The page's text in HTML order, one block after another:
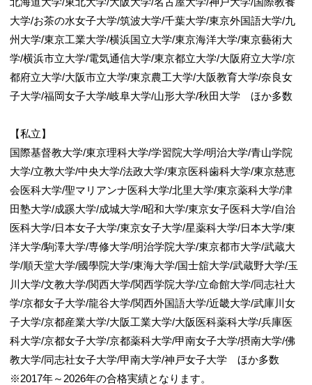
5/6
おります
6/6
オンライン授業への切替も可能です！
大学/お茶の水女子大学/筑波大学/千葉大学/東京外国語大学/九
州大学/東京工業大学/横浜国立大学/東京海洋大学/東京藝術大
学/横浜市立大学/電気通信大学/東京都立大学/大阪府立大学/京
都府立大学/大阪市立大学/東京農工大学/大阪教育大学/奈良女
子大学/福岡女子大学/岐阜大学/山形大学/秋田大学 ほか多数
【私立】
国際基督教大学/東京理科大学/学習院大学/明治大学/青山学院
大学/立教大学/中央大学/法政大学/東京医科歯科大学/東京慈恵
会医科大学/聖マリアンナ医科大学/北里大学/東京薬科大学/津
田塾大学/成蹊大学/成城大学/昭和大学/東京女子医科大学/自治
医科大学/日本女子大学/東京女子大学/星薬科大学/日本大学/東
洋大学/駒澤大学/専修大学/明治学院大学/東京都市大学/武蔵大
学/順天堂大学/國學院大学/東海大学/国士舘大学/武蔵野大学/玉
川大学/文教大学/関西大学/関西学院大学/立命館大学/同志社大
学/京都女子大学/龍谷大学/関西外国語大学/近畿大学/武庫川女
子大学/京都産業大学/大阪工業大学/大阪医科薬科大学/兵庫医
科大学/京都女子大学/京都薬科大学/甲南女子大学/摂南大学/佛
教大学/同志社女子大学/甲南大学/神戸女子大学 ほか多数
※2017年～2026年の合格実績となります。